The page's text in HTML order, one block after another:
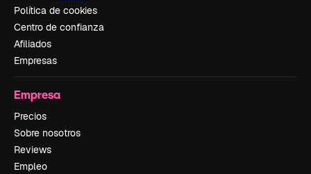
Política de cookies
Centro de confianza
Afiliados
Empresas
Empresa
Precios
Sobre nosotros
Reviews
Empleo